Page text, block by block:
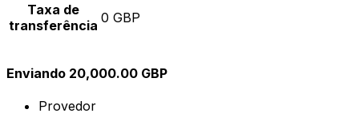
Taxa de
transferência 0 GBP
Enviando 20,000.00 GBP
Provedor